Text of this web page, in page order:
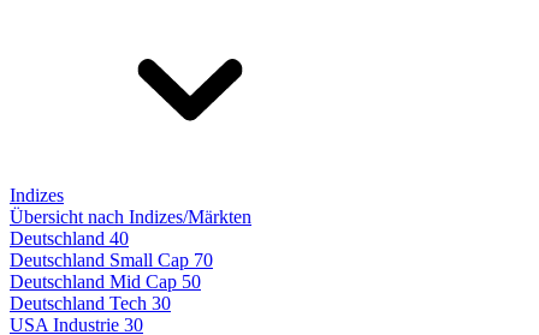
Indizes
Übersicht nach Indizes/Märkten
Deutschland 40
Deutschland Small Cap 70
Deutschland Mid Cap 50
Deutschland Tech 30
USA Industrie 30